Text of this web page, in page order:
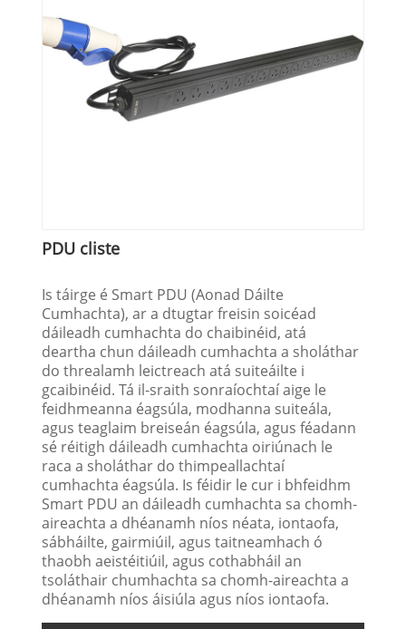
PDU cliste
Is táirge é Smart PDU (Aonad Dáilte
Cumhachta), ar a dtugtar freisin soicéad
dáileadh cumhachta do chaibinéid, atá
deartha chun dáileadh cumhachta a sholáthar
do threalamh leictreach atá suiteáilte i
gcaibinéid. Tá il-sraith sonraíochtaí aige le
feidhmeanna éagsúla, modhanna suiteála,
agus teaglaim breiseán éagsúla, agus féadann
sé réitigh dáileadh cumhachta oiriúnach le
raca a sholáthar do thimpeallachtaí
cumhachta éagsúla. Is féidir le cur i bhfeidhm
Smart PDU an dáileadh cumhachta sa chomh-
aireachta a dhéanamh níos néata, iontaofa,
sábháilte, gairmiúil, agus taitneamhach ó
thaobh aeistéitiúil, agus cothabháil an
tsoláthair chumhachta sa chomh-aireachta a
dhéanamh níos áisiúla agus níos iontaofa.